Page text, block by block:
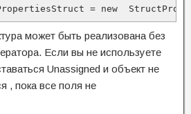
= new
может быть реализована без
Если вы не используете
Unassigned и объект не
, пока все поля не